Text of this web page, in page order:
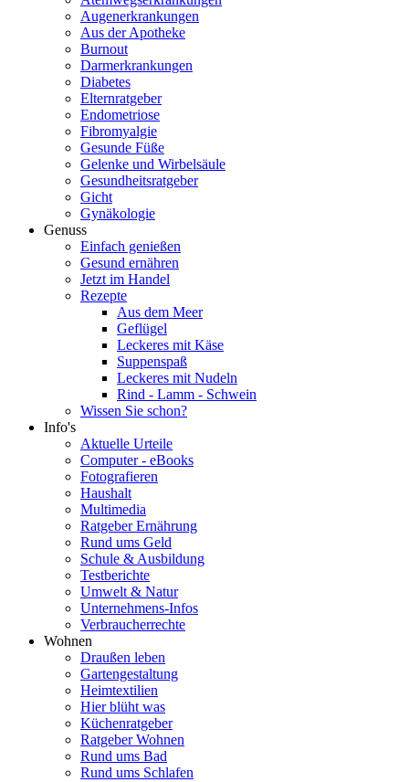
Augenerkrankungen
Aus der Apotheke
Burnout
Darmerkrankungen
Diabetes
Elternratgeber
Endometriose
Fibromyalgie
Gesunde Füße
Gelenke und Wirbelsäule
Gesundheitsratgeber
Gicht
Gynäkologie
Genuss
Einfach genießen
Gesund ernähren
Jetzt im Handel
Rezepte
Aus dem Meer
Geflügel
Leckeres mit Käse
Suppenspaß
Leckeres mit Nudeln
Rind - Lamm - Schwein
Wissen Sie schon?
Info's
Aktuelle Urteile
Computer - eBooks
Fotografieren
Haushalt
Multimedia
Ratgeber Ernährung
Rund ums Geld
Schule & Ausbildung
Testberichte
Umwelt & Natur
Unternehmens-Infos
Verbraucherrechte
Wohnen
Draußen leben
Gartengestaltung
Heimtextilien
Hier blüht was
Küchenratgeber
Ratgeber Wohnen
Rund ums Bad
Rund ums Schlafen